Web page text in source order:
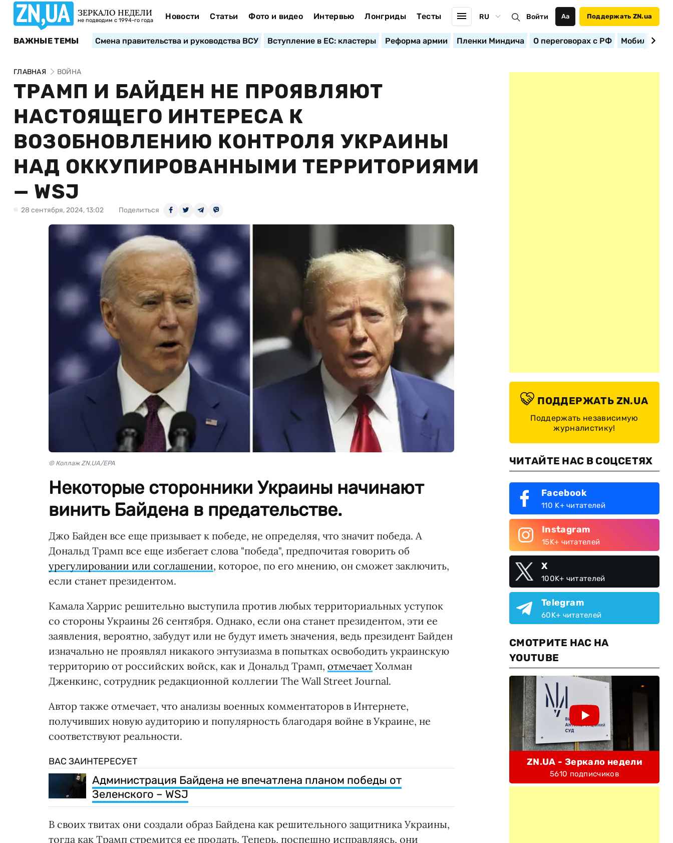
ЗЕРКАЛО НЕДЕЛИ
не подводим с 1994-го года Новости Статьи Фото и видео Интервью Лонгриды Тесты RU Войти Аа Поддержать ZN.ua
ВАЖНЫЕ ТЕМЫ Смена правительства и руководства ВСУ Вступление в ЕС: кластеры Реформа армии Пленки Миндича О переговорах с РФ
ГЛАВНАЯ ВОЙНА
ТРАМП И БАЙДЕН НЕ ПРОЯВЛЯЮТ
НАСТОЯЩЕГО ИНТЕРЕСА К
ВОЗОБНОВЛЕНИЮ КОНТРОЛЯ УКРАИНЫ
НАД ОККУПИРОВАННЫМИ ТЕРРИТОРИЯМИ
— WSJ
28 сентября, 2024, 13:02 Поделиться
© Коллаж ZN.UA/EPA
Некоторые сторонники Украины начинают
винить Байдена в предательстве.
Джо Байден все еще призывает к победе, не определяя, что значит победа. А
Дональд Трамп все еще избегает слова "победа", предпочитая говорить об
урегулировании или соглашении, которое, по его мнению, он сможет заключить,
если станет президентом.
Камала Харрис решительно выступила против любых территориальных уступок
со стороны Украины 26 сентября. Однако, если она станет президентом, эти ее
заявления, вероятно, забудут или не будут иметь значения, ведь президент Байден
изначально не проявлял никакого энтузиазма в попытках освободить украинскую
территорию от российских войск, как и Дональд Трамп, отмечает Холман
Дженкинс, сотрудник редакционной коллегии The Wall Street Journal.
Автор также отмечает, что анализы военных комментаторов в Интернете,
получивших новую аудиторию и популярность благодаря войне в Украине, не
соответствуют реальности.
ВАС ЗАИНТЕРЕСУЕТ
Администрация Байдена не впечатлена планом победы от
Зеленского – WSJ
В своих твитах они создали образ Байдена как решительного защитника Украины,
тогда как Трамп стремится ее продать. Теперь, поспешно исправляясь, они
ПОДДЕРЖАТЬ ZN.UA
Поддержать независимую
журналистику!
ЧИТАЙТЕ НАС В СОЦСЕТЯХ
Facebook
110 K+ читателей
Instagram
15K+ читателей
X
100K+ читателей
Telegram
60K+ читателей
СМОТРИТЕ НАС НА
YOUTUBE
ZN.UA - Зеркало недели
5610 подписчиков